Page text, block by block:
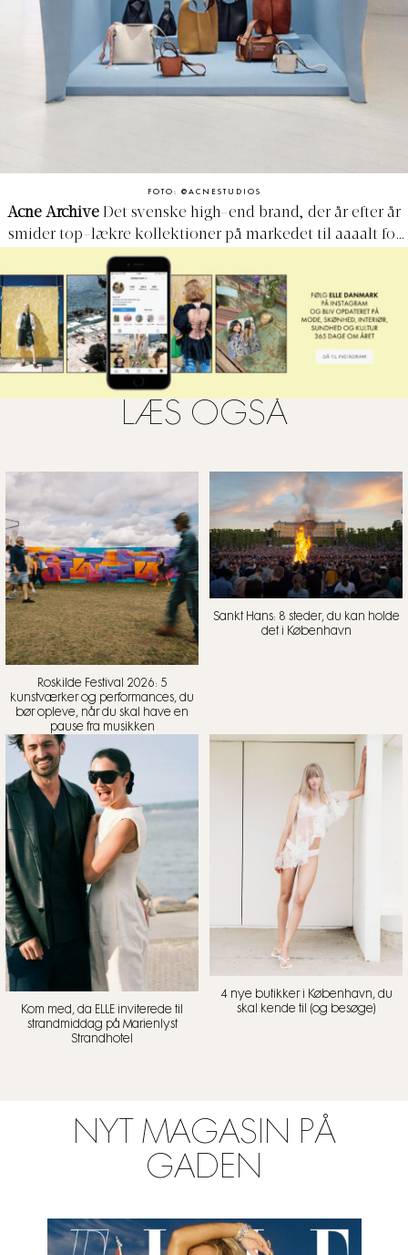
FOTO: @ACNESTUDIOS
Acne Archive Det svenske high-end brand, der år efter år
smider top-lækre kollektioner på markedet til aaaalt for
mange penge er i den super trendy shoppegade aka.
Elmegade, at finde i en outlet-version. Acne Archive
forhandler nemlig kun tidligere kollektioner til gode
priser. Når du er færdig der, så hop videre rundt til alle de
fine og lækre butikker, der også er placeret i Elmegade.
Hvor: Elmegade 21, 2200 København N.
LÆS OGSÅ
Roskilde Festival 2026: 5
kunstværker og performances, du
bør opleve, når du skal have en
pause fra musikken
Sankt Hans: 8 steder, du kan holde
det i København
Kom med, da ELLE inviterede til
strandmiddag på Marienlyst
Strandhotel
4 nye butikker i København, du
skal kende til (og besøge)
NYT MAGASIN PÅ
GADEN